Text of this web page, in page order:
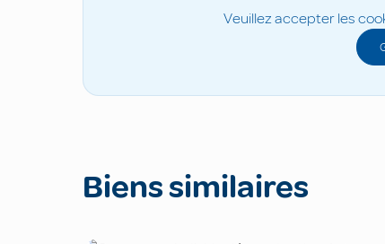
Veuillez accepter les
Biens similaires